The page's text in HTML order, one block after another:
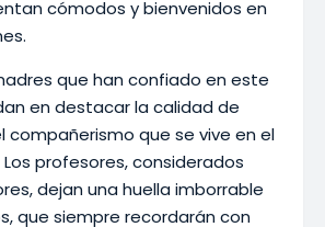
cómodos y bienvenidos en
que han confiado en este
en destacar la calidad de
compañerismo que se vive en el
Los profesores, considerados
dejan una huella imborrable
que siempre recordarán con